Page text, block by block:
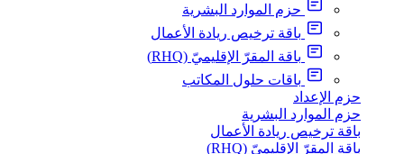
حزم الموارد البشرية
باقة ترخيص ريادة الأعمال
باقة المقرّ الإقليميّ (RHQ)
باقات حلول المكاتب
حزم الإعداد
حزم الموارد البشرية
باقة ترخيص ريادة الأعمال
باقة المقرّ الإقليميّ (RHQ)